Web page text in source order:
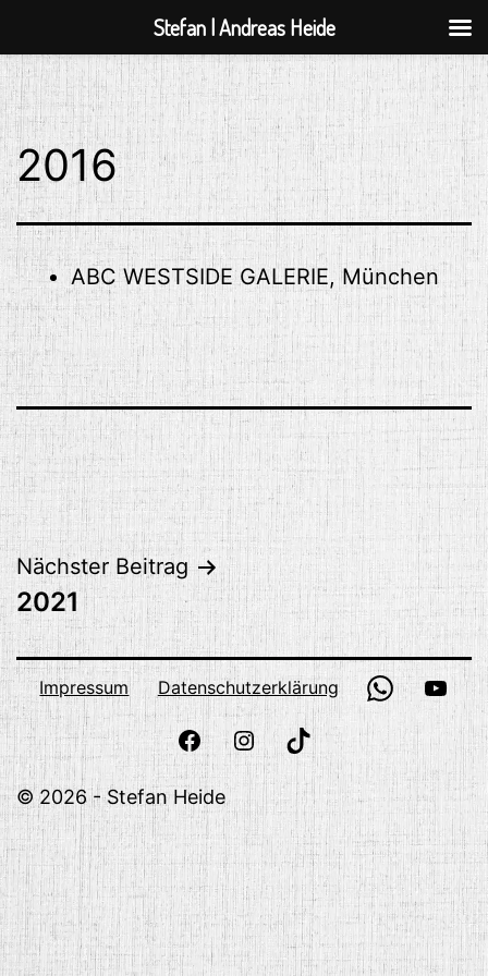
Zum
Inhalt
springen
2016
ABC WESTSIDE GALERIE, München
Beitragsnavigation
Nächster Beitrag
2021
Impressum Datenschutzerklärung WhatsApp
FacebookInstagramTikTok
Stefan | Andreas Heide